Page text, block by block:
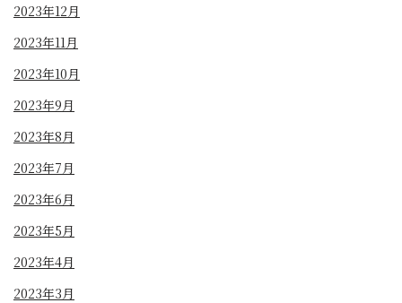
2023年12月
2023年11月
2023年10月
2023年9月
2023年8月
2023年7月
2023年6月
2023年5月
2023年4月
2023年3月